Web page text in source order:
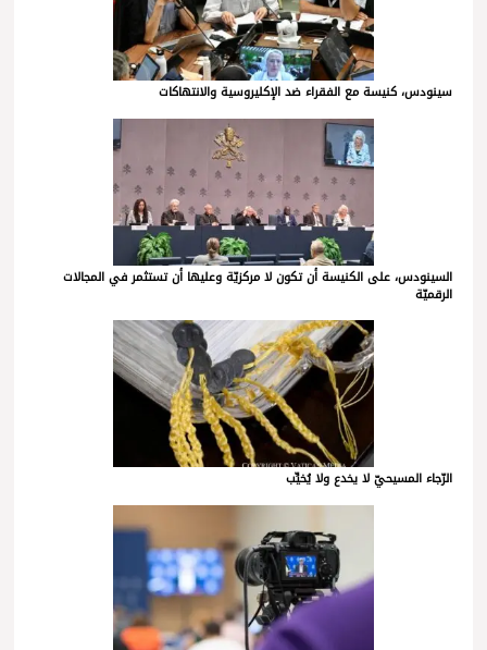
سينودس، كنيسة مع الفقراء ضد الإكليروسية والانتهاكات
السينودس، على الكنيسة أن تكون لا مركزيّة وعليها أن تستثمر في المجالات
الرقميّة
الرّجاء المسيحيّ لا يخدع ولا يُخيِّب